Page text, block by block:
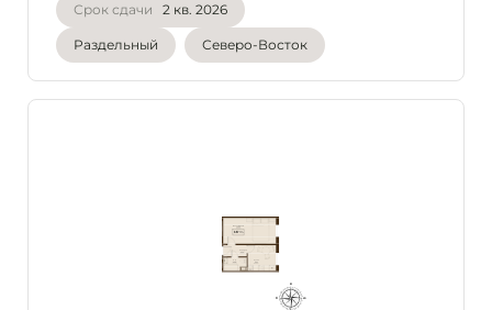
Срок сдачи 2 кв. 2026
Раздельный Северо-Восток